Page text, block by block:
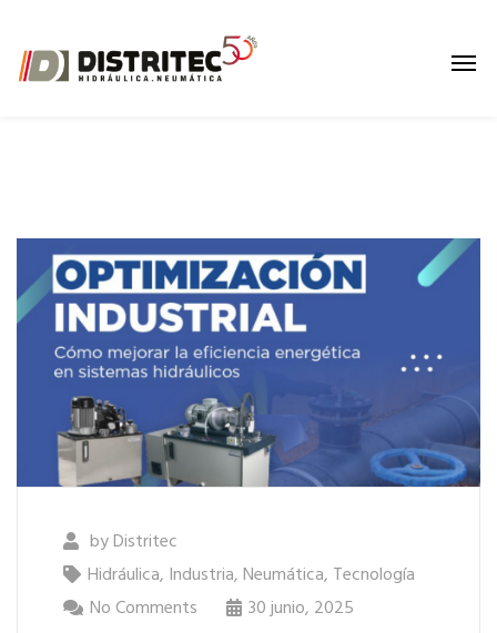
byDistritec
Hidráulica, Industria,Neumática, Tecnología
No Comments
30 junio, 2025